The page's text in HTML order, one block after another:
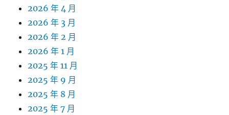
2026 年 4 月
2026 年 3 月
2026 年 2 月
2026 年 1 月
2025 年 11 月
2025 年 9 月
2025 年 8 月
2025 年 7 月